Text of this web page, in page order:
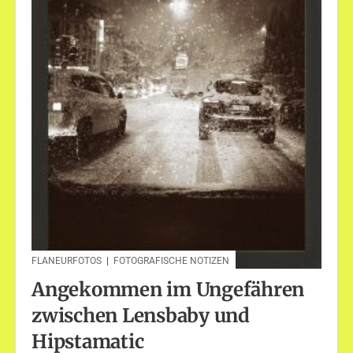
FLANEURFOTOS | FOTOGRAFISCHE NOTIZEN
Angekommen im Ungefähren
zwischen Lensbaby und
Hipstamatic